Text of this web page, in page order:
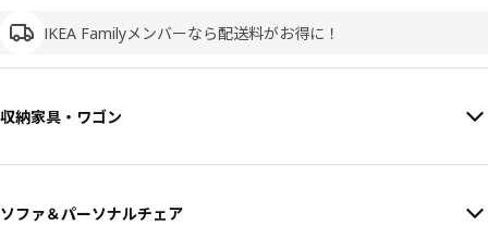
IKEA Familyメンバーなら配送料がお得に！
収納家具・ワゴン
ソファ＆パーソナルチェア